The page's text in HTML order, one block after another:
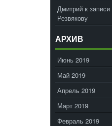
Дмитрий к записи
Резвякову
АРХИВ
Июнь 2019
Май 2019
Апрель 2019
Март 2019
Февраль 2019